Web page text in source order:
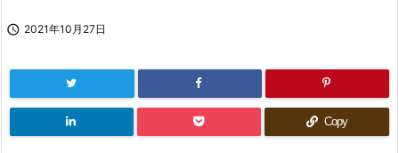
 2021年10月27日
Copy